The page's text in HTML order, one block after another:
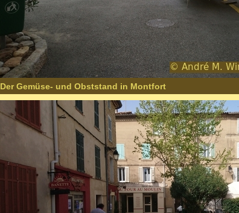
Der Gemüse- und Obststand in Montfort